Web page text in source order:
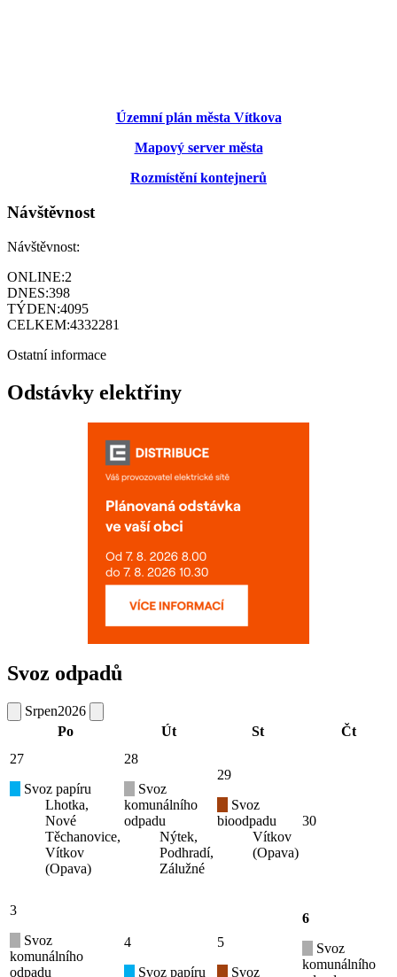
Územní plán města Vítkova
Mapový server města
Rozmístění kontejnerů
Návštěvnost
Návštěvnost:
ONLINE:2
DNES:398
TÝDEN:4095
CELKEM:4332281
Ostatní informace
Odstávky elektřiny
Svoz odpadů
Srpen2026
Po
Út St
Čt
27
Svoz papíru
Lhotka,
Nové
Těchanovice,
Vítkov
(Opava)
28
Svoz
komunálního
odpadu
Nýtek,
Podhradí,
Zálužné
29
Svoz
bioodpadu
Vítkov
(Opava)
30
3
Svoz
komunálního
odpadu
4
Svoz papíru
5
Svoz
6
Svoz
komunálního